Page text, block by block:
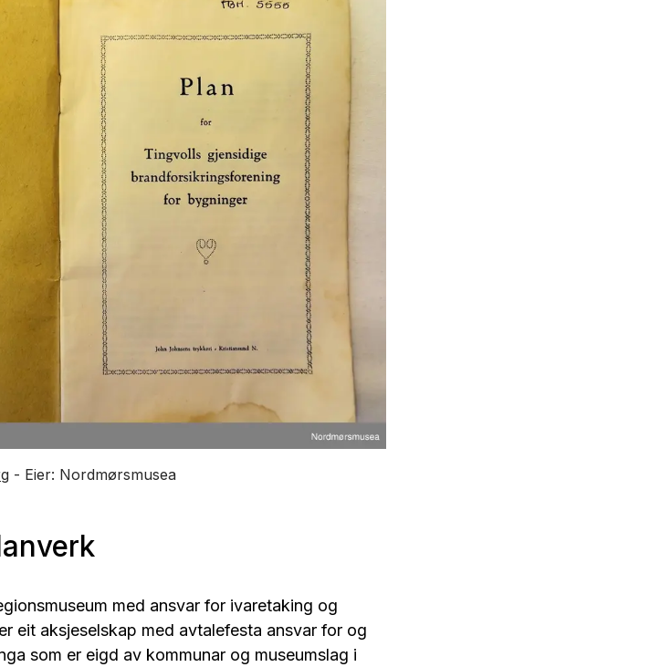
- Eier: Nordmørsmusea
med ansvar for ivaretaking og
eit aksjeselskap med avtalefesta ansvar for og
som er eigd av kommunar og museumslag i